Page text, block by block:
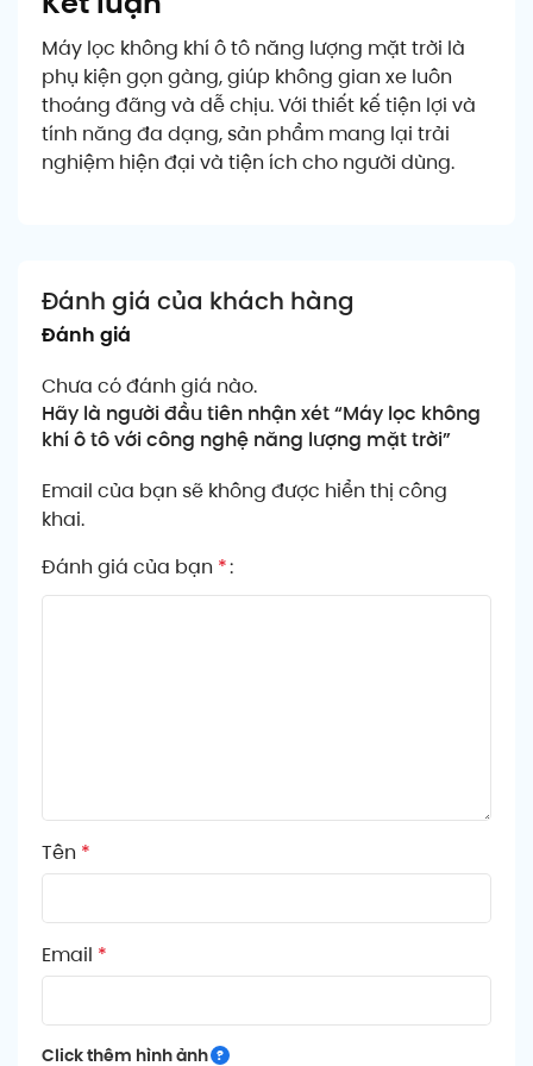
Máy lọc không khí ô tô năng lượng mặt trời là
phụ kiện gọn gàng, giúp không gian xe luôn
thoáng đãng và dễ chịu. Với thiết kế tiện lợi và
tính năng đa dạng, sản phẩm mang lại trải
nghiệm hiện đại và tiện ích cho người dùng.
Đánh giá của khách hàng
Đánh giá
Chưa có đánh giá nào.
Hãy là người đầu tiên nhận xét “Máy lọc không
khí ô tô với công nghệ năng lượng mặt trời”
Email của bạn sẽ không được hiển thị công
khai.
Đánh giá của bạn *
Tên *
Email *
Click thêm hình ảnh